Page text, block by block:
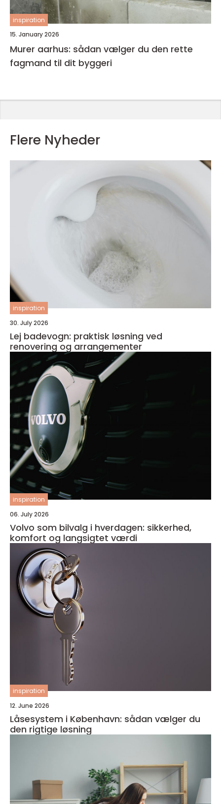
inspiration
15. January 2026
Murer aarhus: sådan vælger du den rette
fagmand til dit byggeri
Flere Nyheder
inspiration
30. July 2026
Lej badevogn: praktisk løsning ved
renovering og arrangementer
inspiration
06. July 2026
Volvo som bilvalg i hverdagen: sikkerhed,
komfort og langsigtet værdi
inspiration
12. June 2026
Låsesystem i København: sådan vælger du
den rigtige løsning